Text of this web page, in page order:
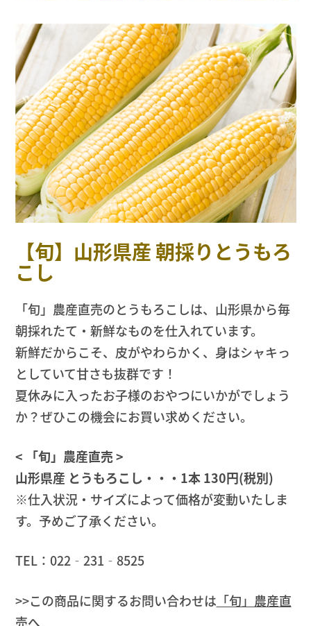
【旬】山形県産 朝採りとうもろ
こし
「旬」農産直売のとうもろこしは、山形県から毎
朝採れたて・新鮮なものを仕入れています。
新鮮だからこそ、皮がやわらかく、身はシャキっ
としていて甘さも抜群です！
夏休みに入ったお子様のおやつにいかがでしょう
か？ぜひこの機会にお買い求めください。
< 「旬」農産直売 >
山形県産 とうもろこし・・・1本 130円(税別)
※仕入状況・サイズによって価格が変動いたしま
す。予めご了承ください。
TEL：022‐231‐8525
>>この商品に関するお問い合わせは 「旬」農産直
売へ